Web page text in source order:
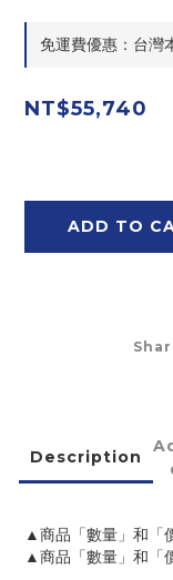
免運費優惠：台
NT$55,740
ADD TO
Description
▲商品「數量」和「
▲商品「數量」和「